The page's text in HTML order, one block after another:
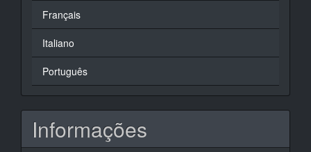
Français
Italiano
Português
Informações